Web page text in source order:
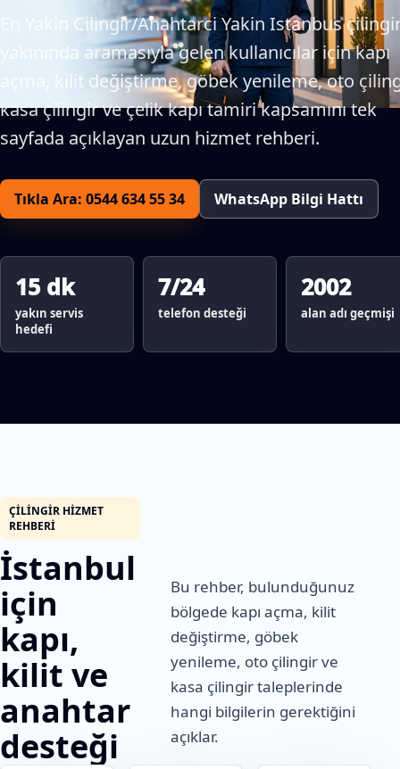
En Yakin Cilingir/Anahtarci Yakin Istanbus
yakınında aramasıyla gelen kullanıcılar için kapı
açma, kilit değiştirme, göbek yenileme, oto
kasa çilingir ve çelik kapı tamiri kapsamını tek
sayfada açıklayan uzun hizmet rehberi.
Tıkla Ara: 0544 634 55 34 WhatsApp Bilgi Hattı
15 dk
yakın servis
hedefi
7/24
telefon desteği
2002
alan adı geçmişi
ÇILINGIR HIZMET
REHBERI
İstanbul
için
kapı,
kilit ve
anahtar
desteği
Bu rehber, bulunduğunuz
bölgede kapı açma, kilit
değiştirme, göbek
yenileme, oto çilingir ve
kasa çilingir taleplerinde
hangi bilgilerin gerektiğini
açıklar.